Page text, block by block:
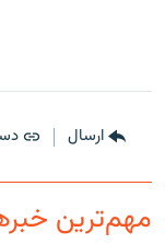
ارسال
مهم‌ترین